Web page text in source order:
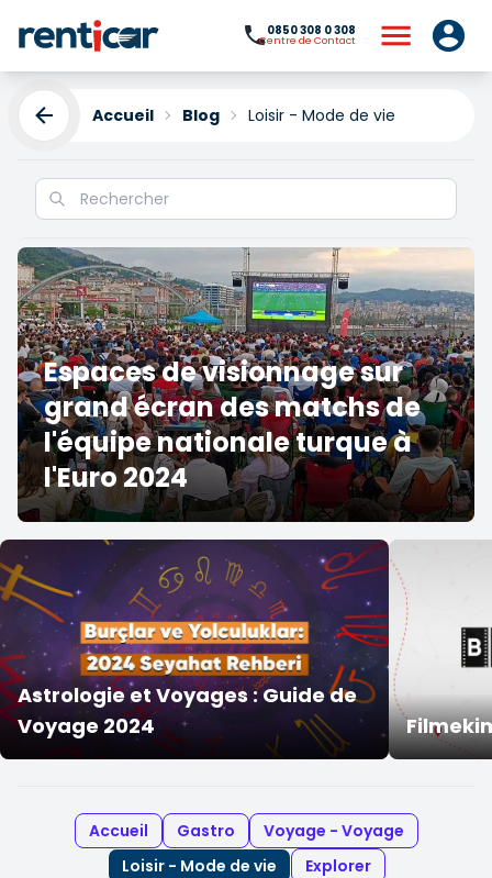
0850 308 0 308
Centre de Contact
Accueil Blog Loisir - Mode de vie
Espaces de visionnage sur
grand écran des matchs de
l'équipe nationale turque à
l'Euro 2024
Astrologie et Voyages : Guide de
Voyage 2024
Accueil Gastro
Voyage - Voyage
Loisir - Mode de vie
Explorer